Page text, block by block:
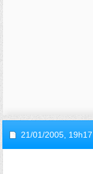
21/01/2005, 19h17